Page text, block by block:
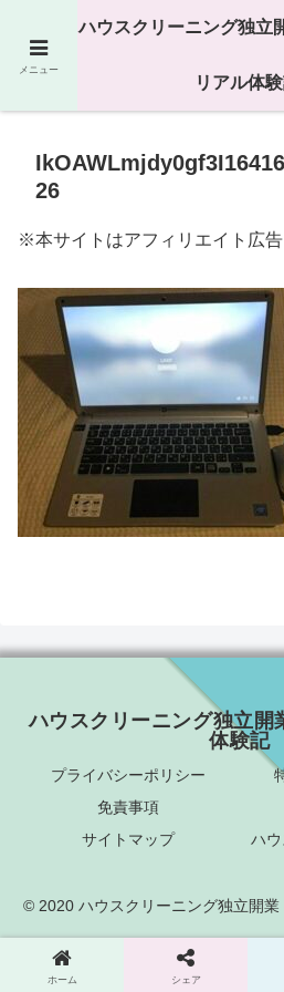
25年以上の現場経験をもとにハウ
26
※本サイトはアフィリエイト広告
ハウスクリーニング独立開
体験記
プライバシーポリシー
免責事項
サイトマップ
ハ
© 2020 ハウスクリーニング独立開業
メニュー
ハウスクリーニング独立
リアル体
ホーム シェア